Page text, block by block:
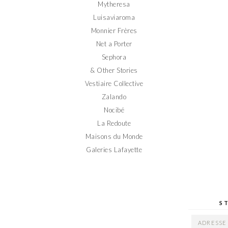
Mytheresa
Luisaviaroma
Monnier Frères
Net a Porter
Sephora
& Other Stories
Vestiaire Collective
Zalando
Nocibé
La Redoute
Maisons du Monde
Galeries Lafayette
ADRESSE